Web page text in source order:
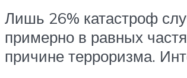
Лишь 26% катастроф
примерно в равных
причине терроризма.